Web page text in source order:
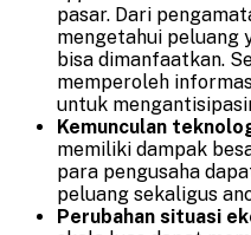
pasar. Dari
mengetahui peluang
bisa dimanfaatkan.
memperoleh
untuk
Kemunculan
memiliki dampak
para pengusaha
peluang sekaligus
Perubahan situasi